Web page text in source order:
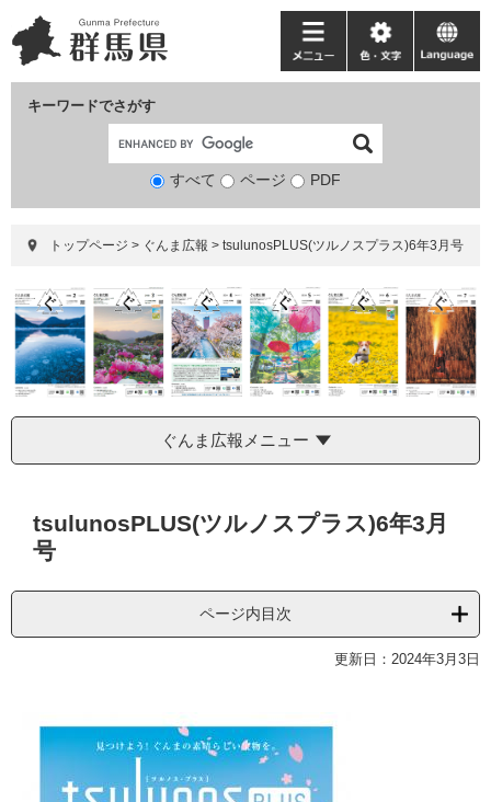
ー
ジ
ニ
ュ
て
キーワードでさがす
検
象
すべて ページ PDF
メ
ニ
ー
色・
文
language
トップページ > ぐんま広報 > tsulunosPLUS(ツルノスプラス)6年3月号
ぐんま広報メニュー
tsulunosPLUS(ツルノスプラス)6年3月
号
ページ内目次
更新日：2024年3月3日